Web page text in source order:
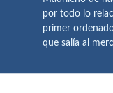
por todo lo
primer
que salía al